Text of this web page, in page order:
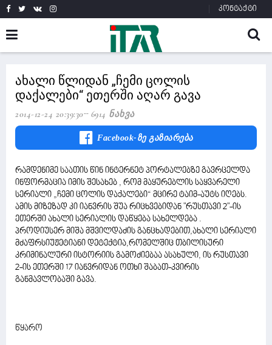
კონტაქტი
ახალი წლიდან „ჩემი ცოლის
დაქალები“ ეთერში აღარ გავა
2014-12-24 20:39:30 6914 Ნახვა
Facebook-Ზე Გაზიარება
რამდენიმე საათის წინ ინტერნეტ პორტალებზე გავრცელდა
ინფორმაცია იმის შესახებ , რომ მაყურებლის საყვარელი
სერიალი „ჩემი ცოლის დაქალები“ მცირე ტაიმ-აუტს იღებს.
ამის მიზეზად კი იანვრის შუა რიცხვებიდან "რუსთავი 2"-ის
ეთერში ახალი სერიალის დაწყება სახელდება .
პროდიუსერ მიშა მშვილდაძის განცხადებით,ახალი სერიალი
მძაფრსიუჟეტიანი დეტექტია,რომელშიც თბილისური
კრიმინალური ისტორიის გამოძიებაა ასახული, ის რუსთავი
2-ის ეთერში 17 იანვრიდან ოთხი შაბათ-კვირის
განმავლობაში გავა.
წყარო